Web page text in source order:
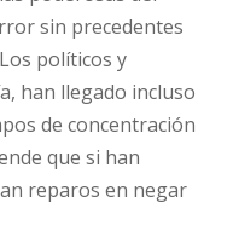
sin precedentes
políticos y
han llegado incluso
de concentración
que si han
reparos en negar